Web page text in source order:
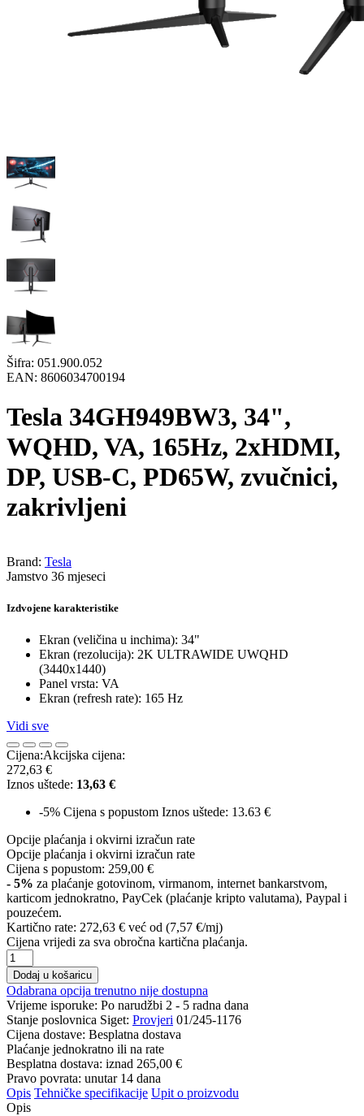
Šifra: 051.900.052
EAN: 8606034700194
Tesla 34GH949BW3, 34",
WQHD, VA, 165Hz, 2xHDMI,
DP, USB-C, PD65W, zvučnici,
zakrivljeni
Brand: Tesla
Jamstvo 36 mjeseci
Izdvojene karakteristike
Ekran (veličina u inchima): 34"
Ekran (rezolucija): 2K ULTRAWIDE UWQHD
(3440x1440)
Panel vrsta: VA
Ekran (refresh rate): 165 Hz
Vidi sve
Cijena:Akcijska cijena:
272,63 €
Iznos uštede: 13,63 €
-5% Cijena s popustom Iznos uštede: 13.63 €
Opcije plaćanja i okvirni izračun rate
Opcije plaćanja i okvirni izračun rate
Cijena s popustom: 259,00 €
- 5% za plaćanje gotovinom, virmanom, internet bankarstvom,
karticom jednokratno, PayCek (plaćanje kripto valutama), Paypal i
pouzećem.
Kartično rate: 272,63 € već od (7,57 €/mj)
Cijena vrijedi za sva obročna kartična plaćanja.
Dodaj u košaricu
Odabrana opcija trenutno nije dostupna
Vrijeme isporuke: Po narudžbi 2 - 5 radna dana
Stanje poslovnica Siget: Provjeri 01/245-1176
Cijena dostave: Besplatna dostava
Plaćanje jednokratno ili na rate
Besplatna dostava: iznad 265,00 €
Pravo povrata: unutar 14 dana
Opis Tehničke specifikacije Upit o proizvodu
Opis